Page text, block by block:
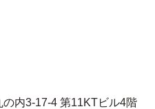
内3-17-4 第11KTビル4階